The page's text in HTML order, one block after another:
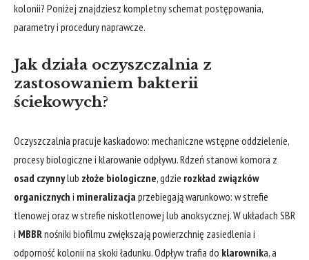
kolonii? Poniżej znajdziesz kompletny schemat postępowania,
parametry i procedury naprawcze.
Jak działa oczyszczalnia z
zastosowaniem bakterii
ściekowych?
Oczyszczalnia pracuje kaskadowo: mechaniczne wstępne oddzielenie,
procesy biologiczne i klarowanie odpływu. Rdzeń stanowi komora z
osad czynnylub złoże biologiczne, gdzie rozkład związków
organicznych i mineralizacja przebiegają warunkowo: w strefie
tlenowej oraz w strefie niskotlenowej lub anoksycznej. W układach SBR
i MBBRnośniki biofilmu zwiększają powierzchnię zasiedlenia i
odporność kolonii na skoki ładunku. Odpływ trafia do klarownika, a